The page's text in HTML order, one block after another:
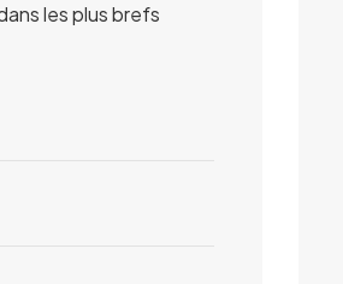
les plus brefs